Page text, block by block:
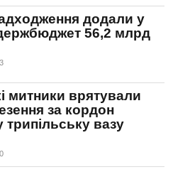
додали у
держбюджет 56,2 млрд
митники врятували
за кордон
трипільську вазу